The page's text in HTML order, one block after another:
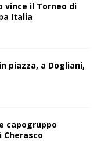
vince il Torneo di
Italia
piazza, a Dogliani,
capogruppo